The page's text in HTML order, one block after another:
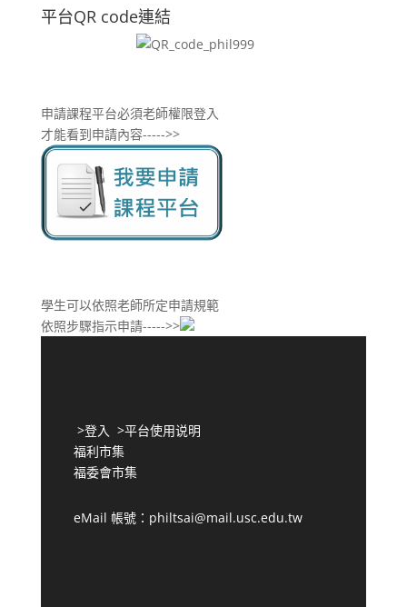
平台QR code連結
申請課程平台必須老師權限登入
才能看到申請內容----->>
學生可以依照老師所定申請規範
依照步驟指示申請----->>
>登入 >平台使用说明
福利市集
福委會市集
eMail 帳號：philtsai@mail.usc.edu.tw